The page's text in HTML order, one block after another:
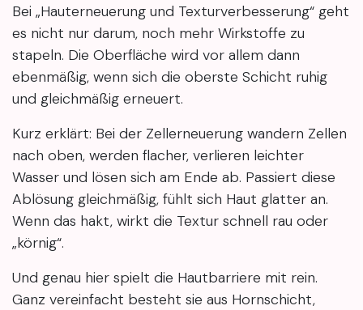
Bei „Hauterneuerung und Texturverbesserung“ geht
es nicht nur darum, noch mehr Wirkstoffe zu
stapeln. Die Oberfläche wird vor allem dann
ebenmäßig, wenn sich die oberste Schicht ruhig
und gleichmäßig erneuert.
Kurz erklärt: Bei der Zellerneuerung wandern Zellen
nach oben, werden flacher, verlieren leichter
Wasser und lösen sich am Ende ab. Passiert diese
Ablösung gleichmäßig, fühlt sich Haut glatter an.
Wenn das hakt, wirkt die Textur schnell rau oder
„körnig“.
Und genau hier spielt die Hautbarriere mit rein.
Ganz vereinfacht besteht sie aus Hornschicht,